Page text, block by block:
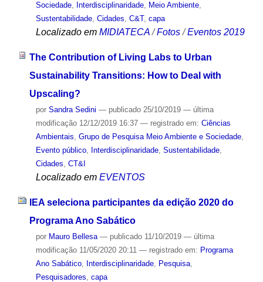
Sociedade, Interdisciplinaridade, Meio Ambiente,
Sustentabilidade, Cidades, C&T, capa
Localizado em MIDIATECA /Fotos /Eventos 2019
The Contribution of Living Labs to Urban
Sustainability Transitions: How to Deal with
Upscaling?
por Sandra Sedini — publicado25/10/2019 — última
modificação12/12/2019 16:37 — registrado em: Ciências
Ambientais, Grupo de Pesquisa Meio Ambiente e Sociedade,
Evento público, Interdisciplinaridade, Sustentabilidade,
Cidades, CT&I
Localizado em EVENTOS
IEA seleciona participantes da edição 2020 do
Programa Ano Sabático
por Mauro Bellesa — publicado11/10/2019 — última
modificação11/05/2020 20:11 — registrado em: Programa
Ano Sabático, Interdisciplinaridade, Pesquisa,
Pesquisadores capa